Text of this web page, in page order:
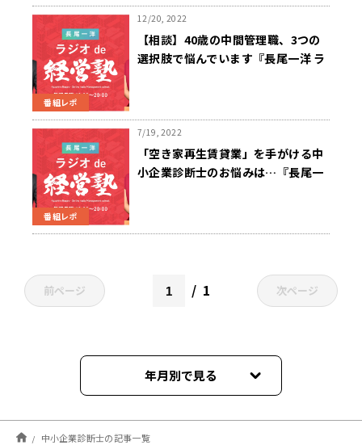
番組レポ
12/20, 2022
【相談】40歳の中間管理職、3つの
選択肢で悩んでいます『長尾一洋 ラ
番組レポ
7/19, 2022
「空き家再生賃貸業」を手がける中
小企業診断士のお悩みは…『長尾一
前ページ 1 次ページ
年月別で見る
2023年03月
中小企業診断士の記事一覧